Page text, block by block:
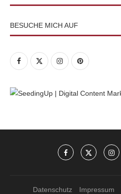
BESUCHE MICH AUF
Datenschutz Impressum